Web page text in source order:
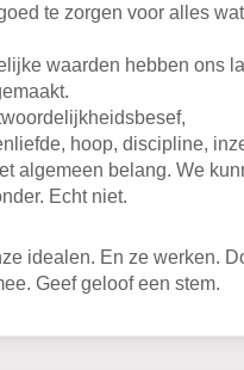
te zorgen voor alles wat
waarden hebben ons
hoop, discipline,
algemeen belang. We
Echt niet.
idealen. En ze werken.
Geef geloof een stem.